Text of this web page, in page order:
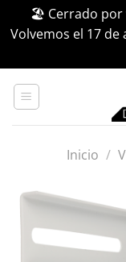
🏖️ Cerrado por
Volvemos el 17 de
Inicio /